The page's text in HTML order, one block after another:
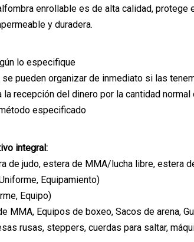
enrollable es de alta calidad,
y duradera.
lo especifique
pueden organizar de inmediato si las
recepción del dinero por la cantidad
especificado
integral:
de judo, estera de MMA/lucha libre, estera
Equipamiento)
Equipo)
MMA, Equipos de boxeo, Sacos de arena,
rusas, steppers, cuerdas para saltar,